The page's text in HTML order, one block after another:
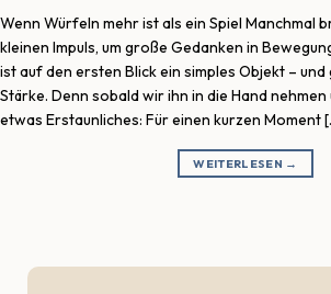
Wenn Würfeln mehr ist als ein Spiel Manchmal
kleinen Impuls, um große Gedanken in
ist auf den ersten Blick ein simples Objekt –
Stärke. Denn sobald wir ihn in die Hand
etwas Erstaunliches: Für einen kurzen Moment
WEITERLESEN →